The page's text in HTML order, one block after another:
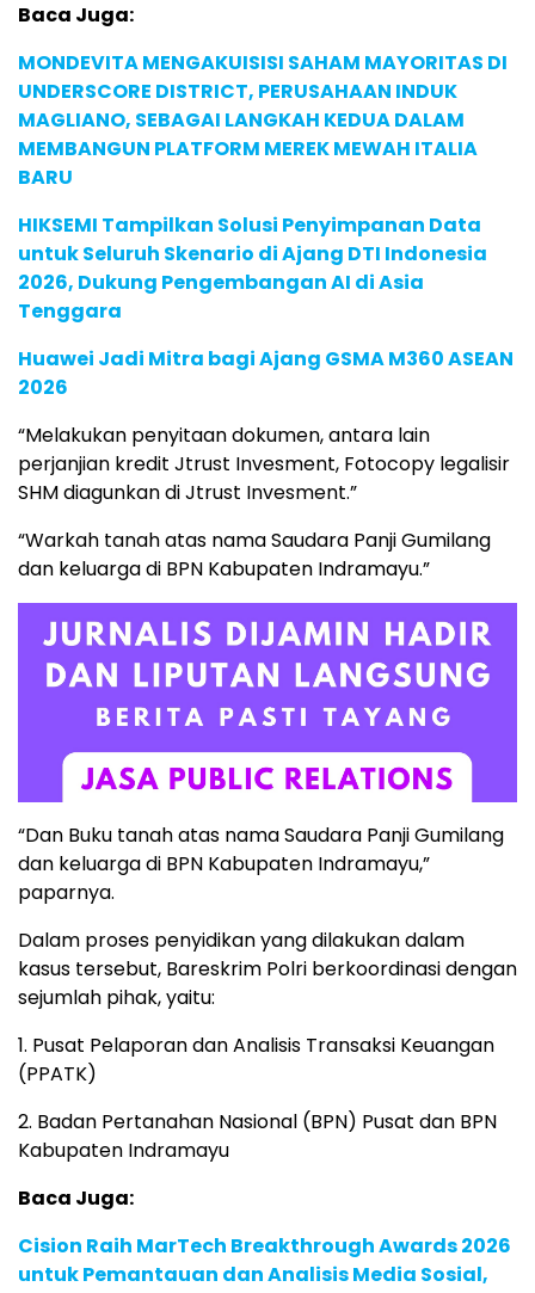
Baca Juga:
MONDEVITA MENGAKUISISI SAHAM MAYORITAS DI
UNDERSCORE DISTRICT, PERUSAHAAN INDUK
MAGLIANO, SEBAGAI LANGKAH KEDUA DALAM
MEMBANGUN PLATFORM MEREK MEWAH ITALIA
BARU
HIKSEMI Tampilkan Solusi Penyimpanan Data
untuk Seluruh Skenario di Ajang DTI Indonesia
2026, Dukung Pengembangan AI di Asia
Tenggara
Huawei Jadi Mitra bagi Ajang GSMA M360 ASEAN
2026
“Melakukan penyitaan dokumen, antara lain
perjanjian kredit Jtrust Invesment, Fotocopy legalisir
SHM diagunkan di Jtrust Invesment.”
“Warkah tanah atas nama Saudara Panji Gumilang
dan keluarga di BPN Kabupaten Indramayu.”
“Dan Buku tanah atas nama Saudara Panji Gumilang
dan keluarga di BPN Kabupaten Indramayu,”
paparnya.
Dalam proses penyidikan yang dilakukan dalam
kasus tersebut, Bareskrim Polri berkoordinasi dengan
sejumlah pihak, yaitu:
1. Pusat Pelaporan dan Analisis Transaksi Keuangan
(PPATK)
2. Badan Pertanahan Nasional (BPN) Pusat dan BPN
Kabupaten Indramayu
Baca Juga:
Cision Raih MarTech Breakthrough Awards 2026
untuk Pemantauan dan Analisis Media Sosial,